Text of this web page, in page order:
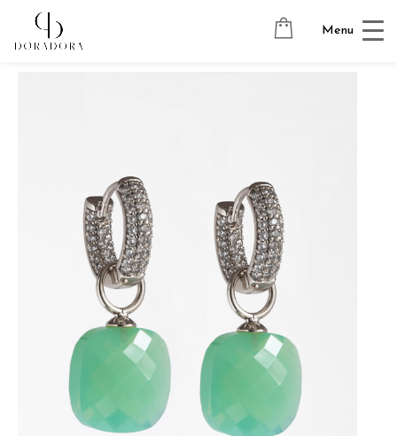
Menu
Avaleht Ripatsitega kõrvarõngad
→
PILLOW